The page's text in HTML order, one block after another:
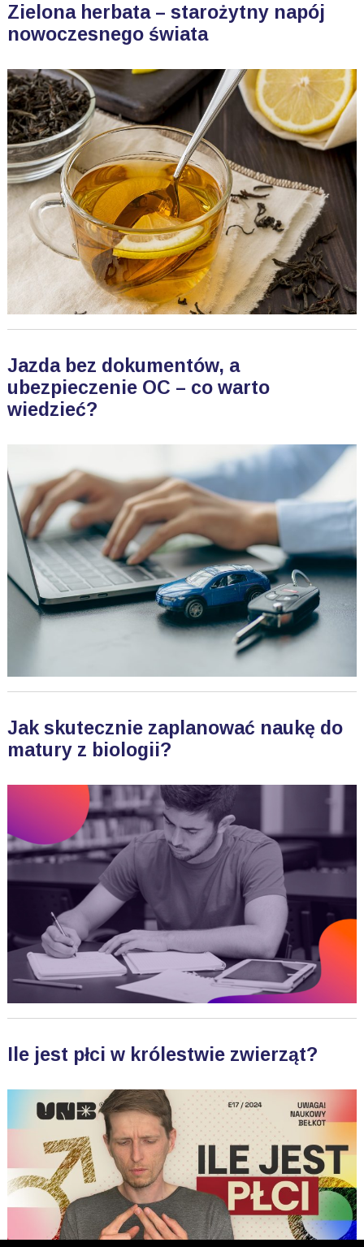
Zielona herbata – starożytny napój
nowoczesnego świata
Jazda bez dokumentów, a
ubezpieczenie OC – co warto
wiedzieć?
Jak skutecznie zaplanować naukę do
matury z biologii?
Ile jest płci w królestwie zwierząt?